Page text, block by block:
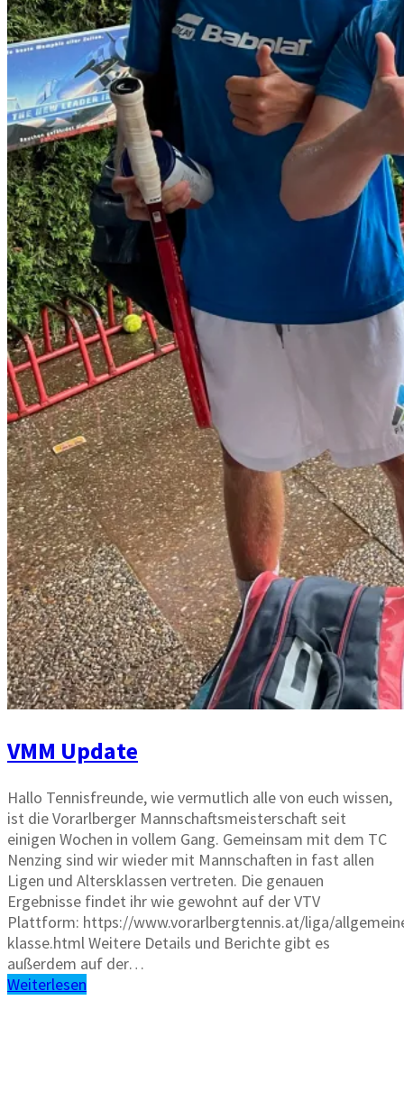
VMM Update
Hallo Tennisfreunde, wie vermutlich alle von euch wissen,
ist die Vorarlberger Mannschaftsmeisterschaft seit
einigen Wochen in vollem Gang. Gemeinsam mit dem TC
Nenzing sind wir wieder mit Mannschaften in fast allen
Ligen und Altersklassen vertreten. Die genauen
Ergebnisse findet ihr wie gewohnt auf der VTV
Plattform: https://www.vorarlbergtennis.at/liga/
klasse.html Weitere Details und Berichte gibt es
außerdem auf der…
Weiterlesen